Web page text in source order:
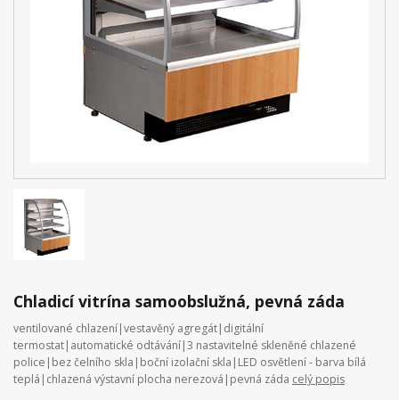
Chladicí vitrína samoobslužná, pevná záda
ventilované chlazení|vestavěný agregát|digitální
termostat|automatické odtávání|3 nastavitelné skleněné chlazené
police|bez čelního skla|boční izolační skla|LED osvětlení - barva bílá
teplá|chlazená výstavní plocha nerezová|pevná záda celý popis